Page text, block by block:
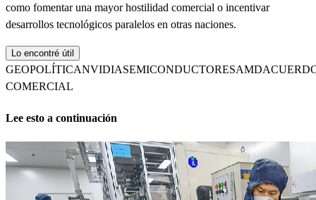
como fomentar una mayor hostilidad comercial o incentivar
desarrollos tecnológicos paralelos en otras naciones.
Lo encontré útil
GEOPOLÍTICANVIDIASEMICONDUCTORESAMD
COMERCIAL
Lee esto a continuación